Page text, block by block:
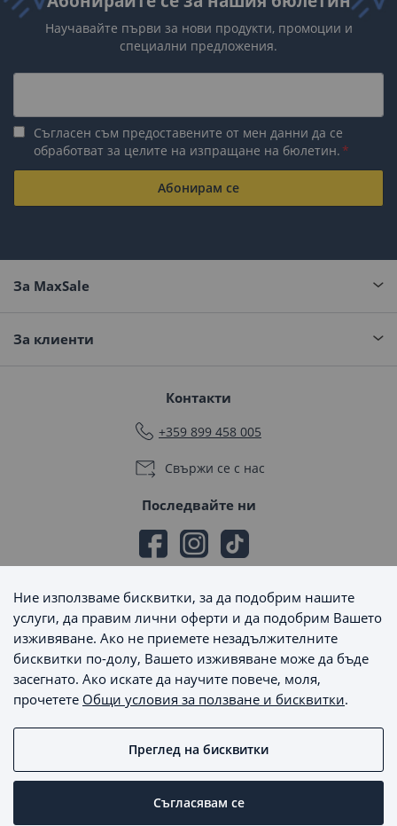
Научавайте първи за нови продукти, промоции и
специални предложения.
Съгласен съм предоставените от мен данни да се
обработват за целите на изпращане на бюлетин.
Абонирам се
За MaxSale
За клиенти
Контакти
+359 899 458 005
Свържи се с нас
Последвайте ни
Начини на плащане
Начини на доставка
MaxSale © 2026 - Всички права запазени
Ние използваме бисквитки, за да подобрим нашите
услуги, да правим лични оферти и да подобрим Вашето
изживяване. Ако не приемете незадължителните
бисквитки по-долу, Вашето изживяване може да бъде
засегнато. Ако искате да научите повече, моля,
прочетете Общи условия за ползване и бисквитки.
Съгласявам се
Преглед на бисквитки